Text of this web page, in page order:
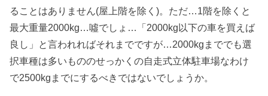
ることはありません(屋上階を除く)。ただ…1階を除くと
最大重量2000kg…噓でしょ…「2000kg以下の車を買えば
良し」と言われればそれまでですが…2000kgまででも選
択車種は多いもののせっかくの自走式立体駐車場なわけ
で2500kgまでにするべきではないでしょうか。